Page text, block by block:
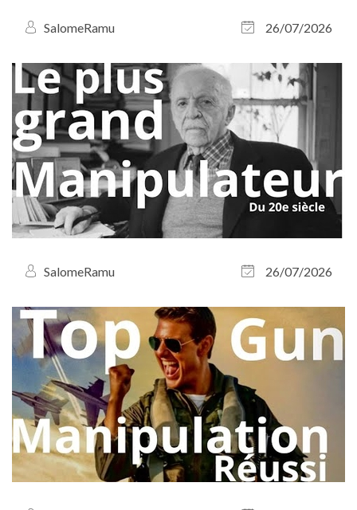
SalomeRamu 26/07/2026
SalomeRamu 26/07/2026